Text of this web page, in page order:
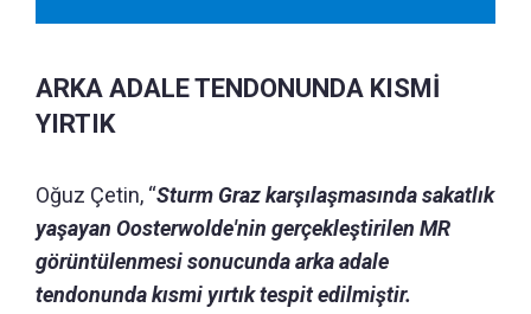
ARKA ADALE TENDONUNDA KISMİ
YIRTIK
Oğuz Çetin, “Sturm Graz karşılaşmasında sakatlık
yaşayan Oosterwolde'nin gerçekleştirilen MR
görüntülenmesi sonucunda arka adale
tendonunda kısmi yırtık tespit edilmiştir.